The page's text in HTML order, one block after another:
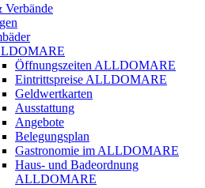
Verbände
Öffnungszeiten ALLDOMARE
Eintrittspreise ALLDOMARE
Geldwertkarten
Ausstattung
Angebote
Belegungsplan
Gastronomie im ALLDOMARE
Haus- und Badeordnung
ALLDOMARE